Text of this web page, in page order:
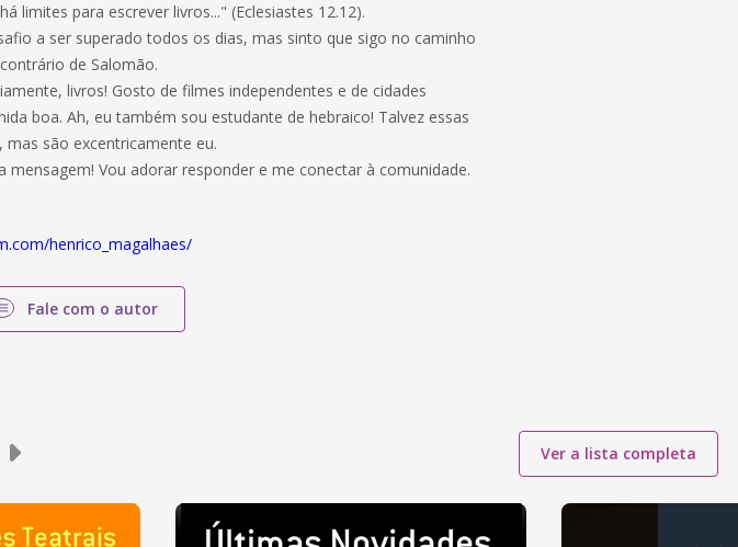
limites para escrever livros..." (Eclesiastes 12.12).
a ser superado todos os dias, mas sinto que sigo no caminho
de Salomão.
livros! Gosto de filmes independentes e de cidades
boa. Ah, eu também sou estudante de hebraico! Talvez essas
são excentricamente eu.
mensagem! Vou adorar responder e me conectar à comunidade.
henrico_magalhaes/
Fale com o autor
Ver a lista completa